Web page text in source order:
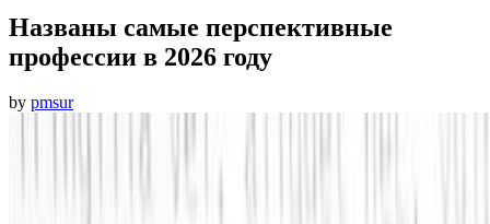
Названы самые перспективные
профессии в 2026 году
by pmsur